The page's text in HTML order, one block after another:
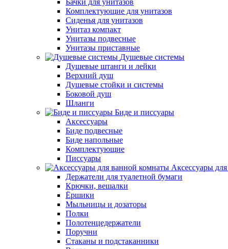
Бачки для унитазов
Комплектующие для унитазов
Сиденья для унитазов
Унитаз компакт
Унитазы подвесные
Унитазы приставные
Душевые системы
Душевые штанги и лейки
Верхний душ
Душевые стойки и системы
Боковой душ
Шланги
Биде и писсуары
Аксессуары
Биде подвесные
Биде напольные
Комплектующие
Писсуары
Аксессуары
Держатели для туалетной бумаги
Крючки, вешалки
Ёршики
Мыльницы и дозаторы
Полки
Полотенцедержатели
Поручни
Стаканы и подстаканники